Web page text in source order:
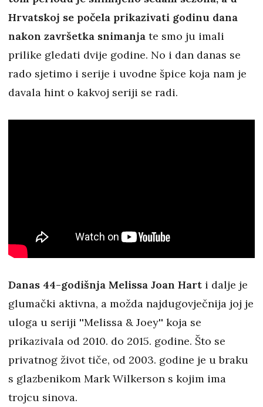
Hrvatskoj se počela prikazivati godinu dana
nakon završetka snimanja te smo ju imali
prilike gledati dvije godine. No i dan danas se
rado sjetimo i serije i uvodne špice koja nam je
davala hint o kakvoj seriji se radi.
Danas 44-godišnja Melissa Joan Hart i dalje je
glumački aktivna, a možda najdugovječnija joj je
uloga u seriji ''Melissa & Joey'' koja se
prikazivala od 2010. do 2015. godine. Što se
privatnog život tiče, od 2003. godine je u braku
s glazbenikom Mark Wilkerson s kojim ima
trojcu sinova.